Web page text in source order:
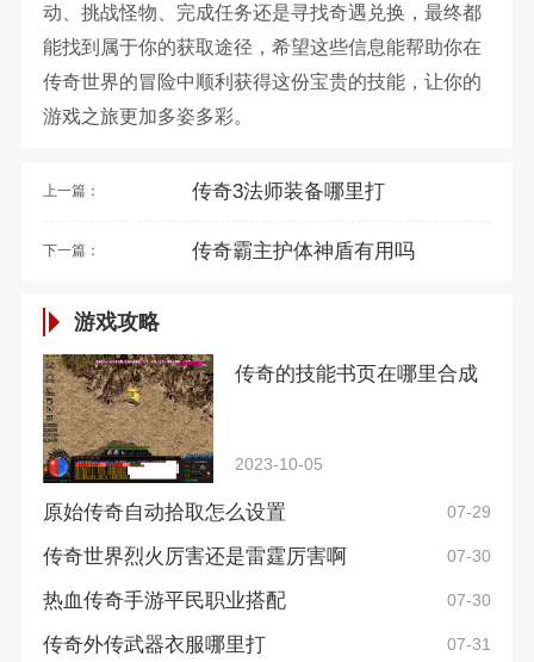
动、挑战怪物、完成任务还是寻找奇遇兑换，最终都
能找到属于你的获取途径，希望这些信息能帮助你在
传奇世界的冒险中顺利获得这份宝贵的技能，让你的
游戏之旅更加多姿多彩。
上一篇： 传奇3法师装备哪里打
下一篇： 传奇霸主护体神盾有用吗
游戏攻略
传奇的技能书页在哪里合成
2023-10-05
原始传奇自动拾取怎么设置 07-29
传奇世界烈火厉害还是雷霆厉害啊 07-30
热血传奇手游平民职业搭配 07-30
传奇外传武器衣服哪里打 07-31